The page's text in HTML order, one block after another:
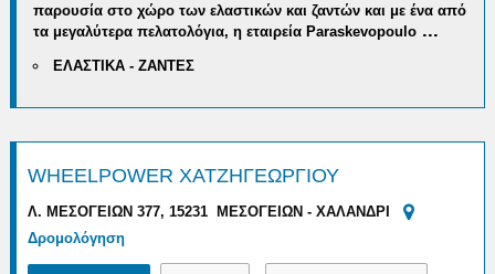
παρουσία στο χώρο των ελαστικών και ζαντών και με ένα από
τα μεγαλύτερα πελατολόγια, η εταιρείαParaskevopoulo ...
ΕΛΑΣΤΙΚΑ - ΖΑΝΤΕΣ
WHEELPOWER ΧΑΤΖΗΓΕΩΡΓΙΟΥ
Λ. ΜΕΣΟΓΕΙΩΝ 377, 15231 ΜΕΣΟΓΕΙΩΝ - ΧΑΛΑΝΔΡΙ
Δρομολόγηση